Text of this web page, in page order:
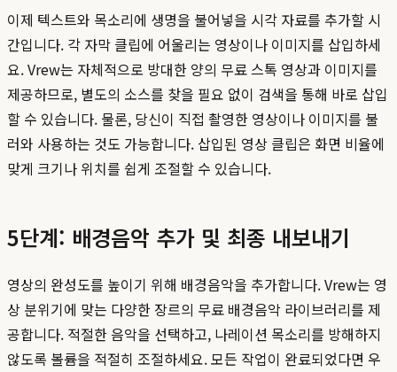
이제 텍스트와 목소리에 생명을 불어넣을 시각 자료를 추가할 시
간입니다. 각 자막 클립에 어울리는 영상이나 이미지를 삽입하세
요. Vrew는 자체적으로 방대한 양의 무료 스톡 영상과 이미지를
제공하므로, 별도의 소스를 찾을 필요 없이 검색을 통해 바로 삽입
할 수 있습니다. 물론, 당신이 직접 촬영한 영상이나 이미지를 불
러와 사용하는 것도 가능합니다. 삽입된 영상 클립은 화면 비율에
맞게 크기나 위치를 쉽게 조절할 수 있습니다.
5단계: 배경음악 추가 및 최종 내보내기
영상의 완성도를 높이기 위해 배경음악을 추가합니다. Vrew는 영
상 분위기에 맞는 다양한 장르의 무료 배경음악 라이브러리를 제
공합니다. 적절한 음악을 선택하고, 나레이션 목소리를 방해하지
않도록 볼륨을 적절히 조절하세요. 모든 작업이 완료되었다면 우